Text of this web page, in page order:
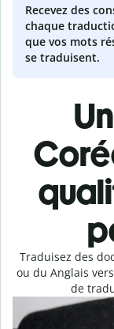
Recevez des
chaque
que vos mots
se traduisent.
Traduisez des
ou du Anglais
de